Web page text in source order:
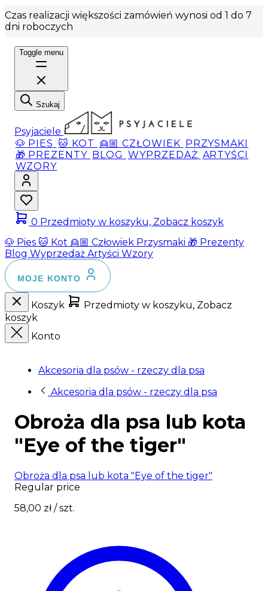
Czas realizacji większości zamówień wynosi od 1 do 7
dni roboczych
Toggle menu
Szukaj
Psyjaciele
🐶 PIES 🐱 KOT 👱🏼 CZŁOWIEK PRZYSMAKI
🎁 PREZENTY BLOG WYPRZEDAŻ ARTYŚCI
WZORY
0 Przedmioty w koszyku, Zobacz koszyk
🐶 Pies 🐱 Kot 👱🏼 Człowiek Przysmaki 🎁 Prezenty
Blog Wyprzedaż Artyści Wzory
MOJE KONTO
Koszyk
Przedmioty w koszyku, Zobacz
koszyk
Konto
Akcesoria dla psów - rzeczy dla psa
Akcesoria dla psów - rzeczy dla psa
Obroża dla psa lub kota
"Eye of the tiger"
Obroża dla psa lub kota "Eye of the tiger"
Regular price
58,00 zł/ szt.